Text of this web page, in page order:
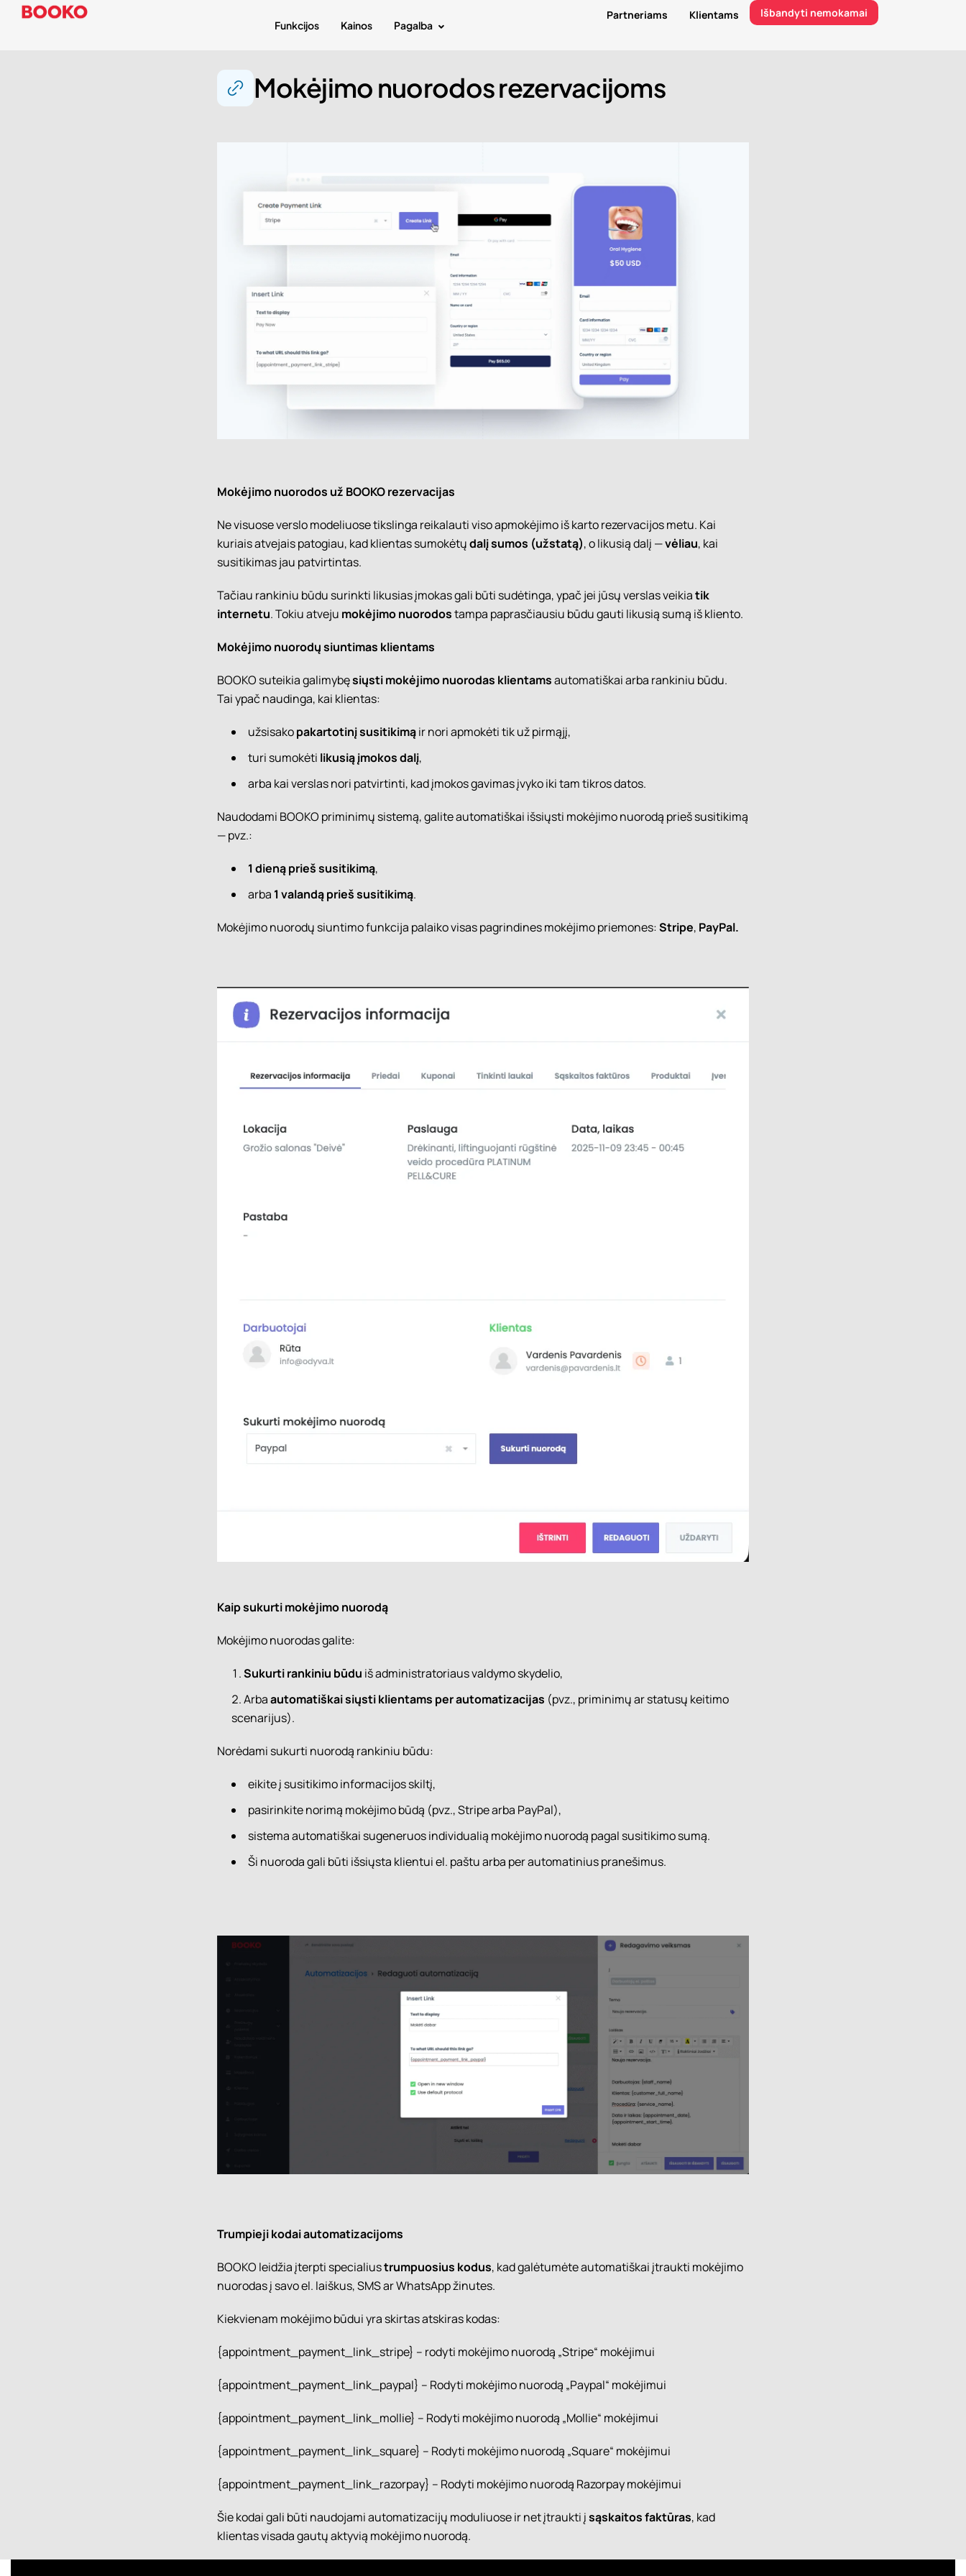
Funkcijos Kainos Pagalba
Partneriams Klientams Išbandyti nemokamai
Mokėjimo nuorodos rezervacijoms
Mokėjimo nuorodos už BOOKO rezervacijas
Ne visuose verslo modeliuose tikslinga reikalauti viso apmokėjimo iš karto rezervacijos metu. Kai
kuriais atvejais patogiau, kad klientas sumokėtųdalį sumos (užstatą), o likusią dalį —vėliau, kai
susitikimas jau patvirtintas.
Tačiau rankiniu būdu surinkti likusias įmokas gali būti sudėtinga, ypač jei jūsų verslas veikiatik
internetu. Tokiu atveju mokėjimo nuorodostampa paprasčiausiu būdu gauti likusią sumą iš kliento.
Mokėjimo nuorodų siuntimas klientams
BOOKO suteikia galimybęsiųsti mokėjimo nuorodas klientamsautomatiškai arba rankiniu būdu.
Tai ypač naudinga, kai klientas:
užsisakopakartotinį susitikimąir nori apmokėti tik už pirmąjį,
turi sumokėti likusią įmokos dalį,
arba kai verslas nori patvirtinti, kad įmokos gavimas įvyko iki tam tikros datos.
Naudodami BOOKO priminimų sistemą, galite automatiškai išsiųsti mokėjimo nuorodą prieš susitikimą
— pvz.:
1 dieną prieš susitikimą,
arba 1 valandą prieš susitikimą.
Mokėjimo nuorodų siuntimo funkcija palaiko visas pagrindines mokėjimo priemones:Stripe, PayPal.
Kaip sukurti mokėjimo nuorodą
Mokėjimo nuorodas galite:
Sukurti rankiniu būdu iš administratoriaus valdymo skydelio,
Arbaautomatiškai siųsti klientams per automatizacijas (pvz., priminimų ar statusų keitimo
scenarijus).
Norėdami sukurti nuorodą rankiniu būdu:
eikite į susitikimo informacijos skiltį,
pasirinkite norimą mokėjimo būdą (pvz., Stripe arba PayPal),
sistema automatiškai sugeneruos individualią mokėjimo nuorodą pagal susitikimo sumą.
Ši nuoroda gali būti išsiųsta klientui el. paštu arba per automatinius pranešimus.
Trumpieji kodai automatizacijoms
BOOKO leidžia įterpti specialiustrumpuosius kodus, kad galėtumėte automatiškai įtraukti mokėjimo
nuorodas į savo el. laiškus, SMS ar WhatsApp žinutes.
Kiekvienam mokėjimo būdui yra skirtas atskiras kodas:
{appointment_payment_link_stripe} – rodyti mokėjimo nuorodą „Stripe“ mokėjimui
{appointment_payment_link_paypal} – Rodyti mokėjimo nuorodą „Paypal“ mokėjimui
{appointment_payment_link_mollie} – Rodyti mokėjimo nuorodą „Mollie“ mokėjimui
{appointment_payment_link_square} – Rodyti mokėjimo nuorodą „Square“ mokėjimui
{appointment_payment_link_razorpay} – Rodyti mokėjimo nuorodą Razorpay mokėjimui
Šie kodai gali būti naudojami automatizacijų moduliuose ir net įtraukti įsąskaitos faktūras, kad
klientas visada gautų aktyvią mokėjimo nuorodą.